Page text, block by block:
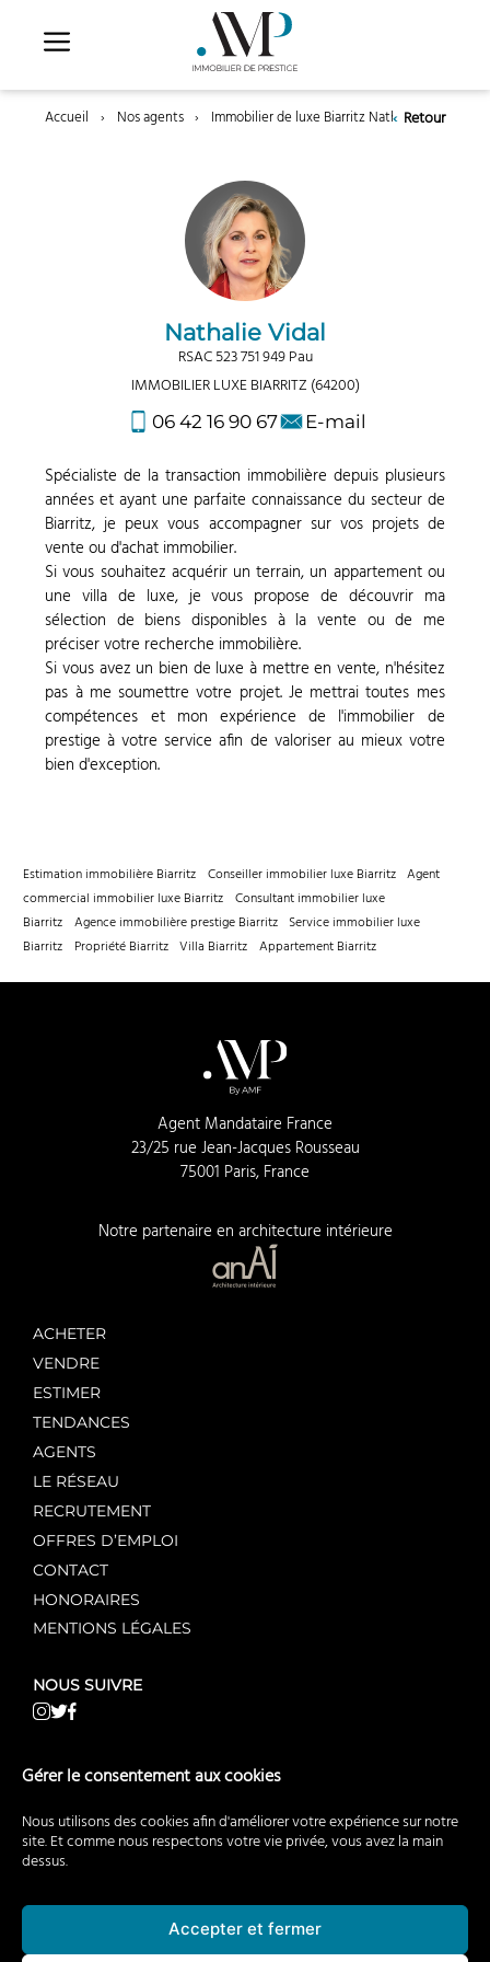
Gérer le consentement aux cookies
Nous utilisons des cookies afin d'améliorer votre expérience sur notre
site. Et comme nous respectons votre vie privée, vous avez la main
dessus.
Accepter et fermer
contenu
Accueil › Nos agents › Immobilier de luxe Biarritz Nathalie Vidal
‹ Retour
Nathalie Vidal
RSAC 523 751 949 Pau
IMMOBILIER LUXE BIARRITZ (64200)
06 42 16 90 67 E-mail
Spécialiste de la transaction immobilière depuis plusieurs
années et ayant une parfaite connaissance du secteur de
Biarritz, je peux vous accompagner sur vos projets de
vente ou d'achat immobilier.
Si vous souhaitez acquérir un terrain, un appartement ou
une villa de luxe, je vous propose de découvrir ma
sélection de biens disponibles à la vente ou de me
préciser votre recherche immobilière.
Si vous avez un bien de luxe à mettre en vente, n'hésitez
pas à me soumettre votre projet. Je mettrai toutes mes
compétences et mon expérience de l'immobilier de
prestige à votre service afin de valoriser au mieux votre
bien d'exception.
Estimation immobilière Biarritz Conseiller immobilier luxe Biarritz
Agent
commercial immobilier luxe Biarritz
Consultant immobilier luxe
Biarritz
Agence immobilière prestige Biarritz
Service immobilier luxe
Biarritz
Propriété Biarritz Villa Biarritz Appartement Biarritz
Agent Mandataire France
23/25 rue Jean-Jacques Rousseau
75001 Paris, France
Notre partenaire en architecture intérieure
ACHETER
VENDRE
ESTIMER
TENDANCES
AGENTS
LE RÉSEAU
RECRUTEMENT
OFFRES D’EMPLOI
CONTACT
HONORAIRES
MENTIONS LÉGALES
NOUS SUIVRE
NOS AUTRES SITES WEB
AgentMandataireNeuf.fr
AgentMandataireCommerce.fr
EstimationImmobiliere.fr
RecrutementImmobilier.fr